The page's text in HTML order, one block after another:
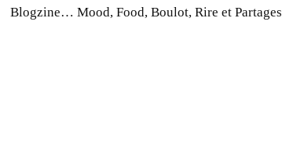
Blogzine… Mood, Food, Boulot, Rire et Partages